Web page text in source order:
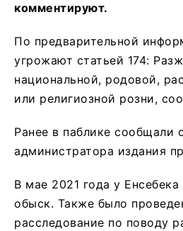
комментируют.
По предварительной
угрожают статьей 174:
национальной, родовой,
или религиозной розни,
Ранее в паблике сообщали
администратора издания
В мае 2021 года у
обыск. Также было
расследование по поводу